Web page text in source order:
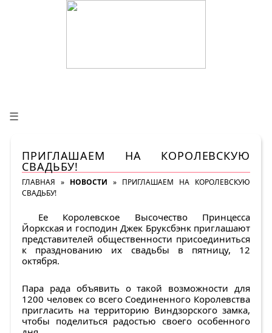
☰
ПРИГЛАШАЕМ НА КОРОЛЕВСКУЮ
СВАДЬБУ!
ГЛАВНАЯ » НОВОСТИ » ПРИГЛАШАЕМ НА КОРОЛЕВСКУЮ
СВАДЬБУ!
Ее Королевское Высочество Принцесса
Йоркская и господин Джек Бруксбэнк приглашают
представителей общественности присоединиться
к празднованию их свадьбы в пятницу, 12
октября.
Пара рада объявить о такой возможности для
1200 человек со всего Соединенного Королевства
пригласить на территорию Виндзорского замка,
чтобы поделиться радостью своего особенного